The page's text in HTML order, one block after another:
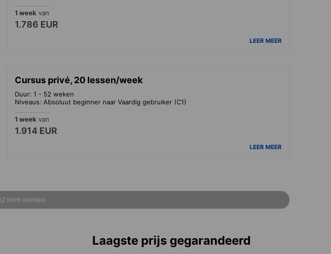
1 week van
1.786 EUR
LEER MEER
Cursus privé, 20 lessen/week
Duur: 1 - 52 weken
Niveaus: Absoluut beginner naar Vaardig gebruiker (C1)
1 week van
1.914 EUR
LEER MEER
(2 more courses)
Laagste prijs gegarandeerd